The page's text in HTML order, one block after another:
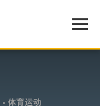
体育运动